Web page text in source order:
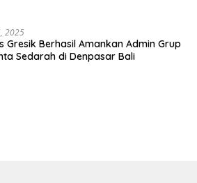
2025
Gresik Berhasil Amankan Admin Grup
Sedarah di Denpasar Bali